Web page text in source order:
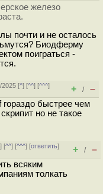
железо
почти и не осталось
Биодферму
поиграться -
2025 [^] [^^] [^^^]
+ / –
гораздо быстрее чем
но не такое
] [^^] [^^^] [ответить]
+ / –
всяким
толкать